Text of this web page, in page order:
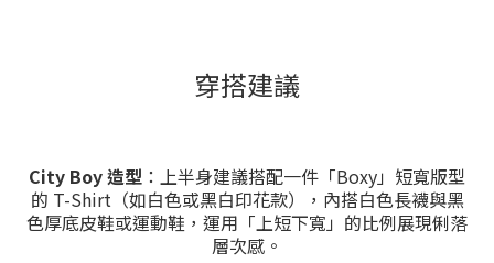
穿搭建議
City Boy 造型 ：上半身建議搭配一件「Boxy」短寬版型
的 T-Shirt（如白色或黑白印花款），內搭白色長襪與黑
色厚底皮鞋或運動鞋，運用「上短下寬」的比例展現俐落
層次感。